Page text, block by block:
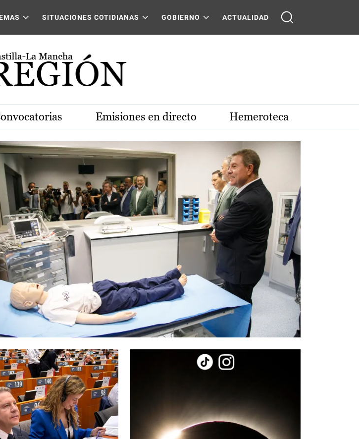
SITUACIONES COTIDIANAS GOBIERNO ACTUALIDAD
Emisiones en directo Hemeroteca